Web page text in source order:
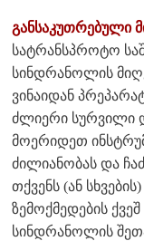
განსაკუთრებული
სატრანსპროტო
სინდრანოლის
ვინაიდან
ძლიერი სურვილი
მოერიდეთ
ძილიანობას და
თქვენს (ან
ზემოქმედების
სინდრანოლის